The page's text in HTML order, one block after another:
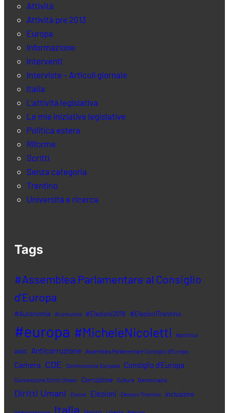
Attività
Attività pre 2013
Europa
Informazione
Interventi
Interviste – Articoli giornale
Italia
L'attività legislativa
Le mie iniziative legislative
Politica estera
Riforme
Scritti
Senza categoria
Trentino
Università e ricerca
Tags
#Assemblea Parlamentare al Consiglio
d'Europa
#Autonomia #comunità #Elezioni2018 #ElezioniTrentino
#europa #MicheleNicoletti #politica
ANAC Anticorruzione Assemblea Parlamentare Consiglio d'Europa
Camera CDE Commissione Europea Consiglio d'Europa
Convenzione Diritti Umani Corruzione Cultura Democrazia
Diritti Umani Donne Elezioni Elezioni Trentino inclusione
Italia